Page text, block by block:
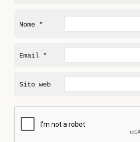
Nome *
Email *
Sito web